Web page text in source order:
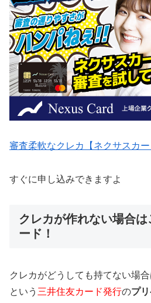
審査柔軟なクレカ【ネクサスカ
すぐに申し込みできますよ
クレカが作れない場合
ード！
クレカがどうしても持てない場合
という 三井住友カード発行のプ